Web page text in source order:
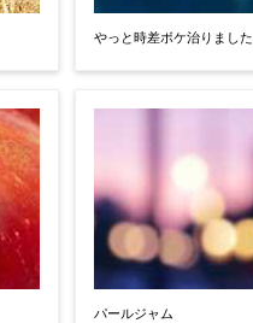
やっと時差ボケ治りました
パールジャム